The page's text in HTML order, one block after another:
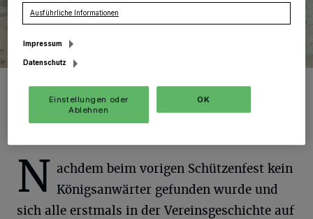
N achdem beim vorigen Schützenfest kein
Königsanwärter gefunden wurde und
sich alle erstmals in der Vereinsgeschichte auf
Ausführliche Informationen
Impressum
Datenschutz
Einstellungen oder
Ablehnen
OK